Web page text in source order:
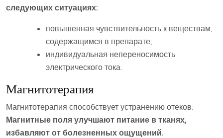
следующих ситуациях:
повышенная чувствительность к веществам,
содержащимся в препарате;
индивидуальная непереносимость
электрического тока.
Магнитотерапия
Магнитотерапия способствует устранению отеков.
Магнитные поля улучшают питание в тканях,
избавляют от болезненных ощущений.